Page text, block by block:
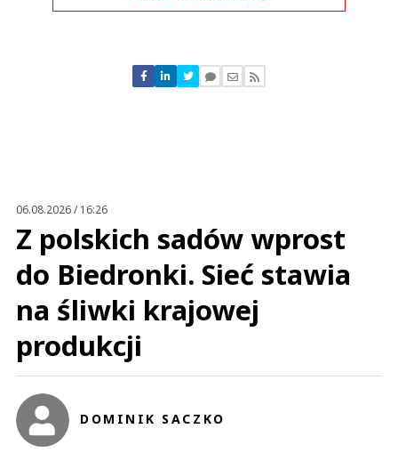
Nie znaleziono komentarzy
Zostaw swoje komentarze
06.08.2026 / 16:26
Z polskich sadów wprost
do Biedronki. Sieć stawia
na śliwki krajowej
produkcji
DOMINIK SACZKO